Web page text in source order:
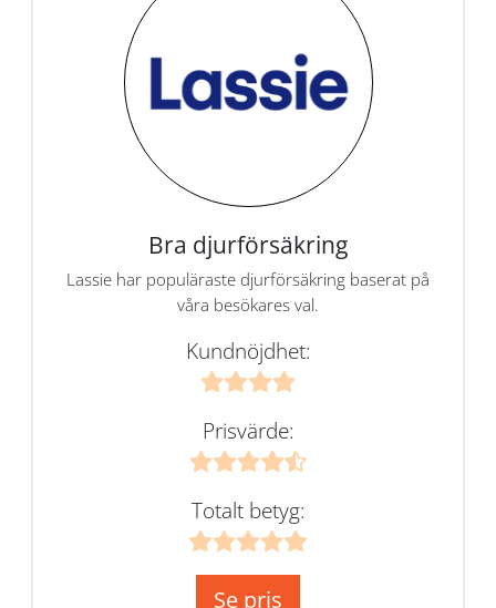
Bra djurförsäkring
Lassie har populäraste djurförsäkring baserat på
våra besökares val.
Kundnöjdhet:
Prisvärde:
Totalt betyg:
Se pris